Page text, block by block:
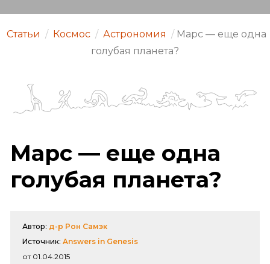
Статьи / Космос / Астрономия / Марс — еще одна
голубая планета?
Марс — еще одна
голубая планета?
Автор: д-р Рон Самэк
Источник: Answers in Genesis
от 01.04.2015